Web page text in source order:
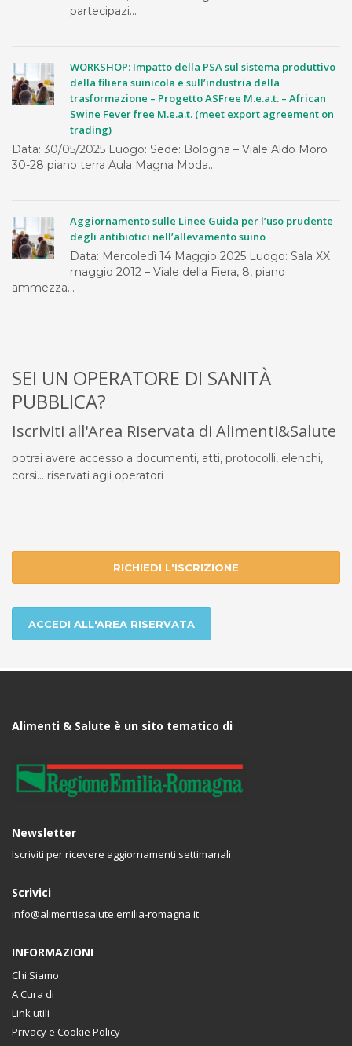
partecipazi...
WORKSHOP: Impatto della PSA sul sistema produttivo
della filiera suinicola e sull’industria della
trasformazione – Progetto ASFree M.e.a.t. – African
Swine Fever free M.e.a.t. (meet export agreement on
trading)
Data: 30/05/2025 Luogo: Sede: Bologna – Viale Aldo Moro
30-28 piano terra Aula Magna Moda...
Aggiornamento sulle Linee Guida per l’uso prudente
degli antibiotici nell’allevamento suino
Data: Mercoledì 14 Maggio 2025 Luogo: Sala XX
maggio 2012 – Viale della Fiera, 8, piano
ammezza...
SEI UN OPERATORE DI SANITÀ
PUBBLICA?
Iscriviti all'Area Riservata di Alimenti&Salute
potrai avere accesso a documenti, atti, protocolli, elenchi,
corsi... riservati agli operatori
RICHIEDI L'ISCRIZIONE
ACCEDI ALL'AREA RISERVATA
Alimenti & Salute è un sito tematico di
Newsletter
Iscriviti per ricevere aggiornamenti settimanali
Scrivici
info@alimentiesalute.emilia-romagna.it
INFORMAZIONI
Chi Siamo
A Cura di
Link utili
Privacy e Cookie Policy